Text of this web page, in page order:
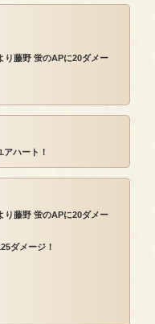
り藤野 蛍のAPに20ダメー
ハート！
り藤野 蛍のAPに20ダメー
ダメージ！